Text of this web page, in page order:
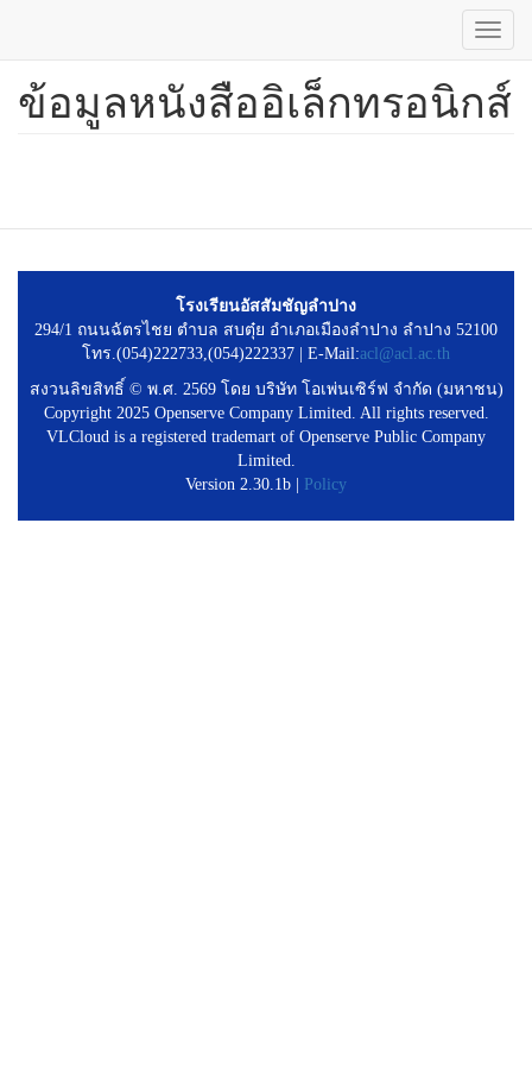
ข้าม
ข้อมูลหนังสืออิเล็กทรอนิกส์
โรงเรียนอัสสัมชัญลำปาง
294/1 ถนนฉัตรไชย ตำบล สบตุ๋ย อำเภอเมืองลำปาง ลำปาง 52100
โทร.(054)222733,(054)222337 | E-Mail:acl@acl.ac.th
สงวนลิขสิทธิ์ © พ.ศ. 2569 โดย บริษัท โอเพ่นเซิร์ฟ จำกัด (มหาชน)
Copyright 2025 Openserve Company Limited. All rights reserved.
VLCloud is a registered trademart of Openserve Public Company
Limited.
Version 2.30.1b |
Policy